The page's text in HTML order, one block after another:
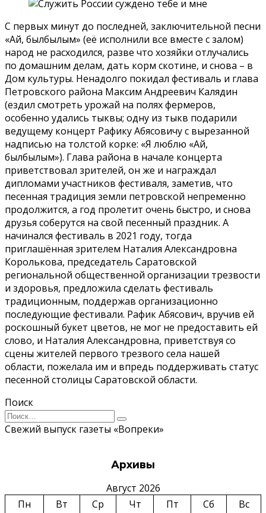
С первых минут до последней, заключительной песни
«Ай, былбылым» (её исполнили все вместе с залом)
народ не расходился, разве что хозяйки отлучались
по домашним делам, дать корм скотине, и снова – в
Дом культуры. Ненадолго покидал фестиваль и глава
Петровского района Максим Андреевич Калядин
(ездил смотреть урожай на полях фермеров,
особенно удались тыквы; одну из тыкв подарили
ведущему концерт Рафику Абясовичу с вырезанной
надписью на толстой корке: «Я люблю «Ай,
былбылым»). Глава района в начале концерта
приветствовал зрителей, он же и награждал
дипломами участников фестиваля, заметив, что
песенная традиция земли петровской непременно
продолжится, а год пролетит очень быстро, и снова
друзья соберутся на свой песенный праздник. А
начинался фестиваль в 2021 году, тогда
приглашённая зрителем Наталия Александровна
Королькова, председатель Саратовской
региональной общественной организации трезвости
и здоровья, предложила сделать фестиваль
традиционным, поддержав организационно
последующие фестивали. Рафик Абясович, вручив ей
роскошный букет цветов, не мог не предоставить ей
слово, и Наталия Александровна, приветствуя со
сцены жителей первого трезвого села нашей
области, пожелала им и впредь поддерживать статус
песенной столицы Саратовской области.
Поиск
Search
for:
Свежий выпуск газеты «Вопреки»
Архивы
Август 2026
Пн
Вт Ср Чт Пт Сб
Вс